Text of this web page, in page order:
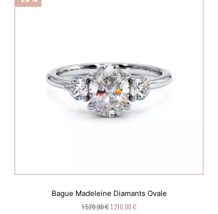
Bague Madeleine Diamants Ovale
1 520,00 €1 216,00 €